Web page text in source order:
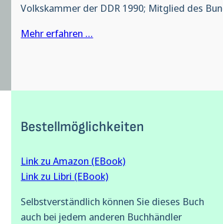
Volkskammer der DDR 1990; Mitglied des
Mehr erfahren …
Bestellmöglichkeiten
Link zu Amazon (EBook)
Link zu Libri (EBook)
Selbstverständlich können Sie dieses Buch
auch bei jedem anderen Buchhändler